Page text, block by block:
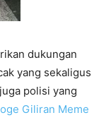
dukungan
yang sekaligus
polisi yang
Giliran Meme